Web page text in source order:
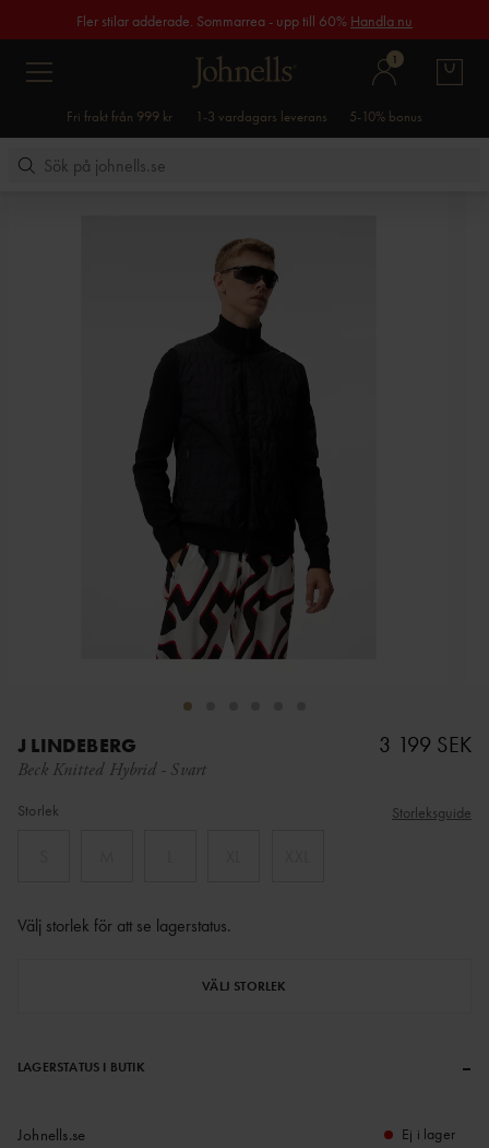
Fler stilar adderade. Sommarrea - upp till 60% Handla nu
1
Fri frakt från 999 kr 1-3 vardagars leverans 5-10% bonus
J LINDEBERG
Beck Knitted Hybrid - Svart
3 199 SEK
Storlek Storleksguide
Välj storlek för att se lagerstatus.
VÄLJ STORLEK
LAGERSTATUS I BUTIK –
Johnells.se Ej i lager